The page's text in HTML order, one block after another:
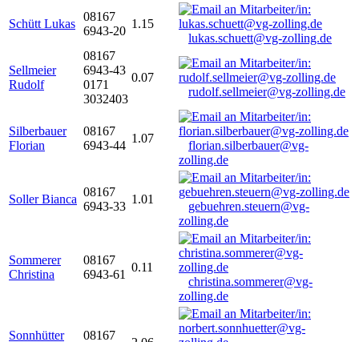
Schütt Lukas
08167
6943-20
1.15
lukas.schuett@vg-zolling.de
Sellmeier
Rudolf
08167
6943-43
0171
3032403
0.07
rudolf.sellmeier@vg-zolling.de
Silberbauer
Florian
08167
6943-44
1.07
florian.silberbauer@vg-
zolling.de
Soller Bianca
08167
6943-33
1.01
gebuehren.steuern@vg-
zolling.de
Sommerer
Christina
08167
6943-61
0.11
christina.sommerer@vg-
zolling.de
Sonnhütter
08167